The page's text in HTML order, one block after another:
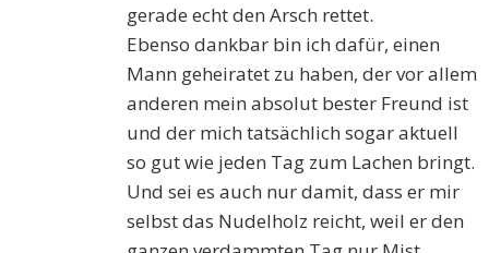
gerade echt den Arsch rettet.
Ebenso dankbar bin ich dafür, einen
Mann geheiratet zu haben, der vor allem
anderen mein absolut bester Freund ist
und der mich tatsächlich sogar aktuell
so gut wie jeden Tag zum Lachen bringt.
Und sei es auch nur damit, dass er mir
selbst das Nudelholz reicht, weil er den